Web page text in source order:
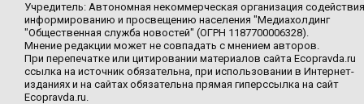
Учредитель: Автономная некоммерческая организация содействия
информированию и просвещению населения "Медиахолдинг
"Общественная служба новостей" (ОГРН 1187700006328).
Мнение редакции может не совпадать с мнением авторов.
При перепечатке или цитировании материалов сайта Ecopravda.ru
ссылка на источник обязательна, при использовании в Интернет-
изданиях и на сайтах обязательна прямая гиперссылка на сайт
Ecopravda.ru.